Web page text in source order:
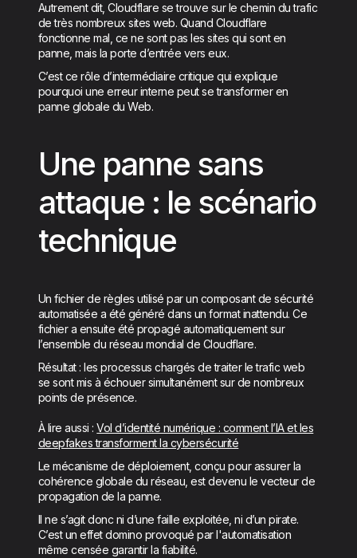
Autrement dit, Cloudflare se trouve sur le chemin du trafic
de très nombreux sites web. Quand Cloudflare
fonctionne mal, ce ne sont pas les sites qui sont en
panne, mais la porte d’entrée vers eux.
C’est ce rôle d’intermédiaire critique qui explique
pourquoi une erreur interne peut se transformer en
panne globale du Web.
Une panne sans
attaque : le scénario
technique
Un fichier de règles utilisé par un composant de sécurité
automatisée a été généré dans un format inattendu. Ce
fichier a ensuite été propagé automatiquement sur
l’ensemble du réseau mondial de Cloudflare.
Résultat : les processus chargés de traiter le trafic web
se sont mis à échouer simultanément sur de nombreux
points de présence.
À lire aussi :Vol d’identité numérique : comment l’IA et les
deepfakes transforment la cybersécurité
Le mécanisme de déploiement, conçu pour assurer la
cohérence globale du réseau, est devenu le vecteur de
propagation de la panne.
Il ne s’agit donc ni d’une faille exploitée, ni d’un pirate.
C’est un effet domino provoqué par l'automatisation
même censée garantir la fiabilité.